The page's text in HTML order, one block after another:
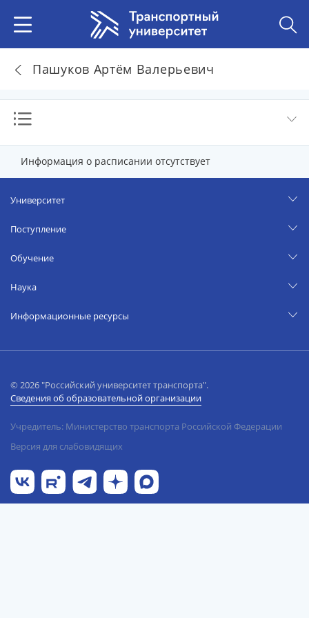
Пашуков Артём Валерьевич
Информация о расписании отсутствует
Университет
Поступление
Обучение
Наука
Информационные ресурсы
© 2026 "Российский университет транспорта".
Сведения об образовательной организации
Учредитель: Министерство транспорта Российской Федерации
Версия для слабовидящих